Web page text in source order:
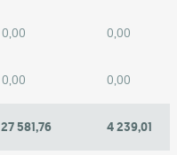
0,00 0,00
0,00 0,00
27 581,76 4 239,01